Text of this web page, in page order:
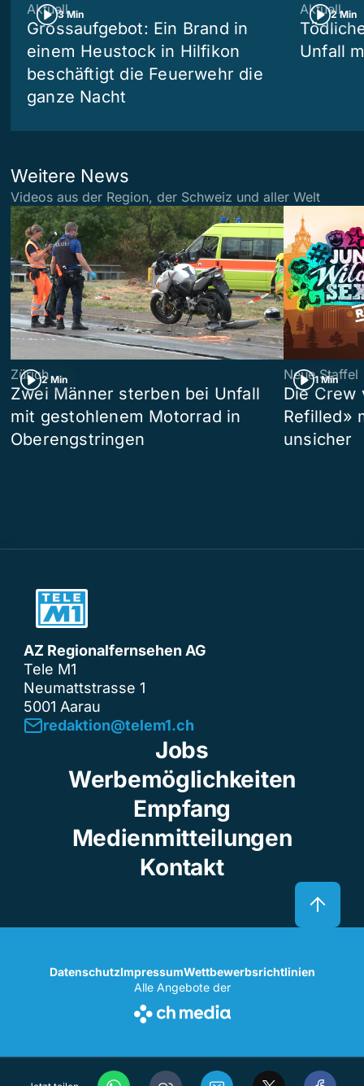
3 Min
Aktuell
Grossaufgebot: Ein Brand in
einem Heustock in Hilfikon
beschäftigt die Feuerwehr die
ganze Nacht
2 Min
Aktuell
Unfall
Weitere News
Videos aus der Region, der Schweiz und aller Welt
2 Min
Zürich
Zwei Männer sterben bei Unfall
mit gestohlenem Motorrad in
Oberengstringen
1 Min
Neue Staffel
Die Crew
Refilled»
unsicher
AZ Regionalfernsehen AG
Tele M1
Neumattstrasse 1
5001 Aarau
redaktion@telem1.ch
Jobs
Werbemöglichkeiten
Empfang
Medienmitteilungen
Kontakt
DatenschutzImpressumWettbewerbsrichtlinien
Alle Angebote der